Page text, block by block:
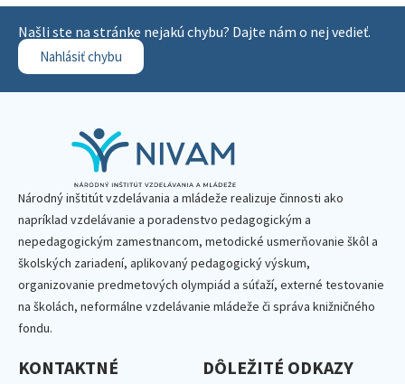
Našli ste na stránke nejakú chybu? Dajte nám o nej vedieť.
Nahlásiť chybu
Národný inštitút vzdelávania a mládeže realizuje činnosti ako
napríklad vzdelávanie a poradenstvo pedagogickým a
nepedagogickým zamestnancom, metodické usmerňovanie škôl a
školských zariadení, aplikovaný pedagogický výskum,
organizovanie predmetových olympiád a súťaží, externé testovanie
na školách, neformálne vzdelávanie mládeže či správa knižničného
fondu.
KONTAKTNÉ
DÔLEŽITÉ ODKAZY